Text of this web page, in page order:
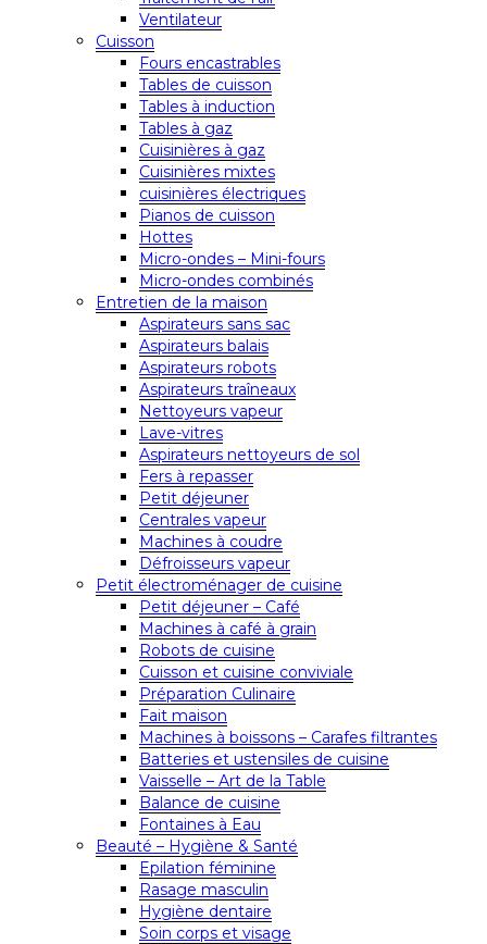
Ventilateur
Cuisson
Fours encastrables
Tables de cuisson
Tables à induction
Tables à gaz
Cuisinières à gaz
Cuisinières mixtes
cuisinières électriques
Pianos de cuisson
Hottes
Micro-ondes – Mini-fours
Micro-ondes combinés
Entretien de la maison
Aspirateurs sans sac
Aspirateurs balais
Aspirateurs robots
Aspirateurs traîneaux
Nettoyeurs vapeur
Lave-vitres
Aspirateurs nettoyeurs de sol
Fers à repasser
Petit déjeuner
Centrales vapeur
Machines à coudre
Défroisseurs vapeur
Petit électroménager de cuisine
Petit déjeuner – Café
Machines à café à grain
Robots de cuisine
Cuisson et cuisine conviviale
Préparation Culinaire
Fait maison
Machines à boissons – Carafes filtrantes
Batteries et ustensiles de cuisine
Vaisselle – Art de la Table
Balance de cuisine
Fontaines à Eau
Beauté – Hygiène & Santé
Epilation féminine
Rasage masculin
Hygiène dentaire
Soin corps et visage